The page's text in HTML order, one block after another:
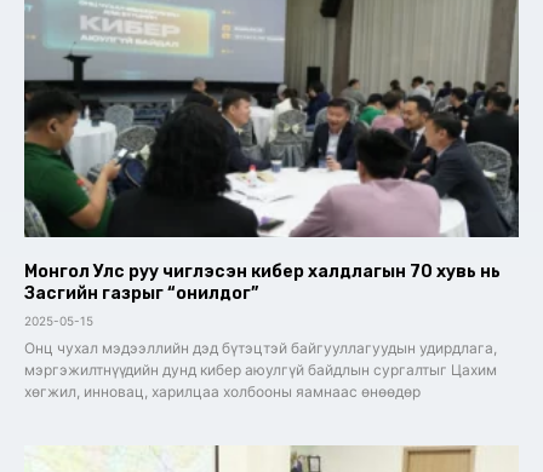
Монгол Улс руу чиглэсэн кибер халдлагын 70 хувь нь
Засгийн газрыг “онилдог”
2025-05-15
Онц чухал мэдээллийн дэд бүтэцтэй байгууллагуудын удирдлага,
мэргэжилтнүүдийн дунд кибер аюулгүй байдлын сургалтыг Цахим
хөгжил, инновац, харилцаа холбооны яамнаас өнөөдөр